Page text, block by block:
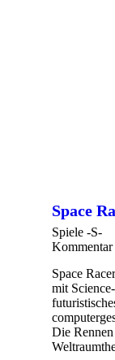
Space
Spiele -S-
Kommentar
Space
mit
Die